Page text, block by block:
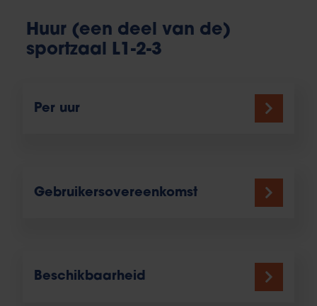
Huur (een deel van de)
sportzaal L1-2-3
Per uur
Gebruikersovereenkomst
Beschikbaarheid